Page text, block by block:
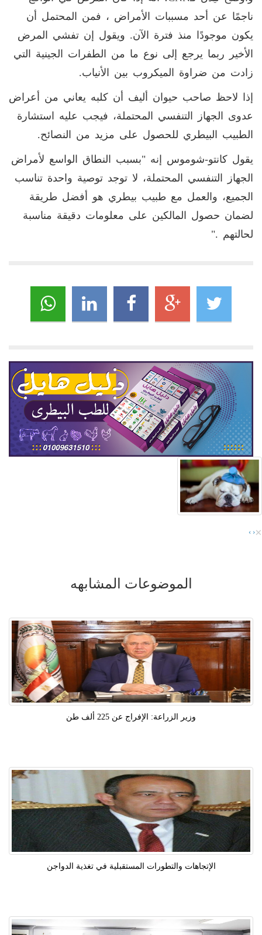
ناجمًا عن أحد مسببات الأمراض ، فمن المحتمل أن
يكون موجودًا منذ فترة الآن. ويقول إن تفشي المرض
الأخير ربما يرجع إلى نوع ما من الطفرات الجينية التي
زادت من ضراوة الميكروب بين الأنياب.
إذا لاحظ صاحب حيوان أليف أن كلبه يعاني من أعراض
عدوى الجهاز التنفسي المحتملة، فيجب عليه استشارة
الطبيب البيطري للحصول على مزيد من النصائح.
يقول كانتو-شوموس إنه "بسبب النطاق الواسع لأمراض
الجهاز التنفسي المحتملة، لا توجد توصية واحدة تناسب
الجميع، والعمل مع طبيب بيطري هو أفضل طريقة
لضمان حصول المالكين على معلومات دقيقة مناسبة
لحالتهم ".
‹
› ×
الموضوعات المشابهه
وزير الزراعة: الإفراج عن 225 ألف طن
الإتجاهات والتطورات المستقبلية في تغذية الدواجن